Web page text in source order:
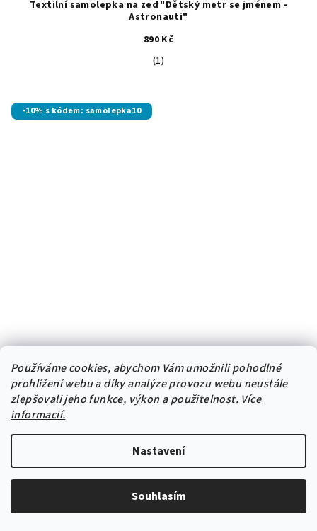
Používáme cookies, abychom Vám umožnili pohodlné
prohlížení webu a díky analýze provozu webu neustále
zlepšovali jeho funkce, výkon a použitelnost. Více
informacií.
Nastavení
Souhlasím
Textilní samolepka na zeď "Dětský metr se jménem -
Astronauti"
890 Kč
Průměrné
je
5,0
(1)
-10% s kódem: samolepka10
Textilní samolepka na zeď "Dětský metr se jménem -
890 Kč